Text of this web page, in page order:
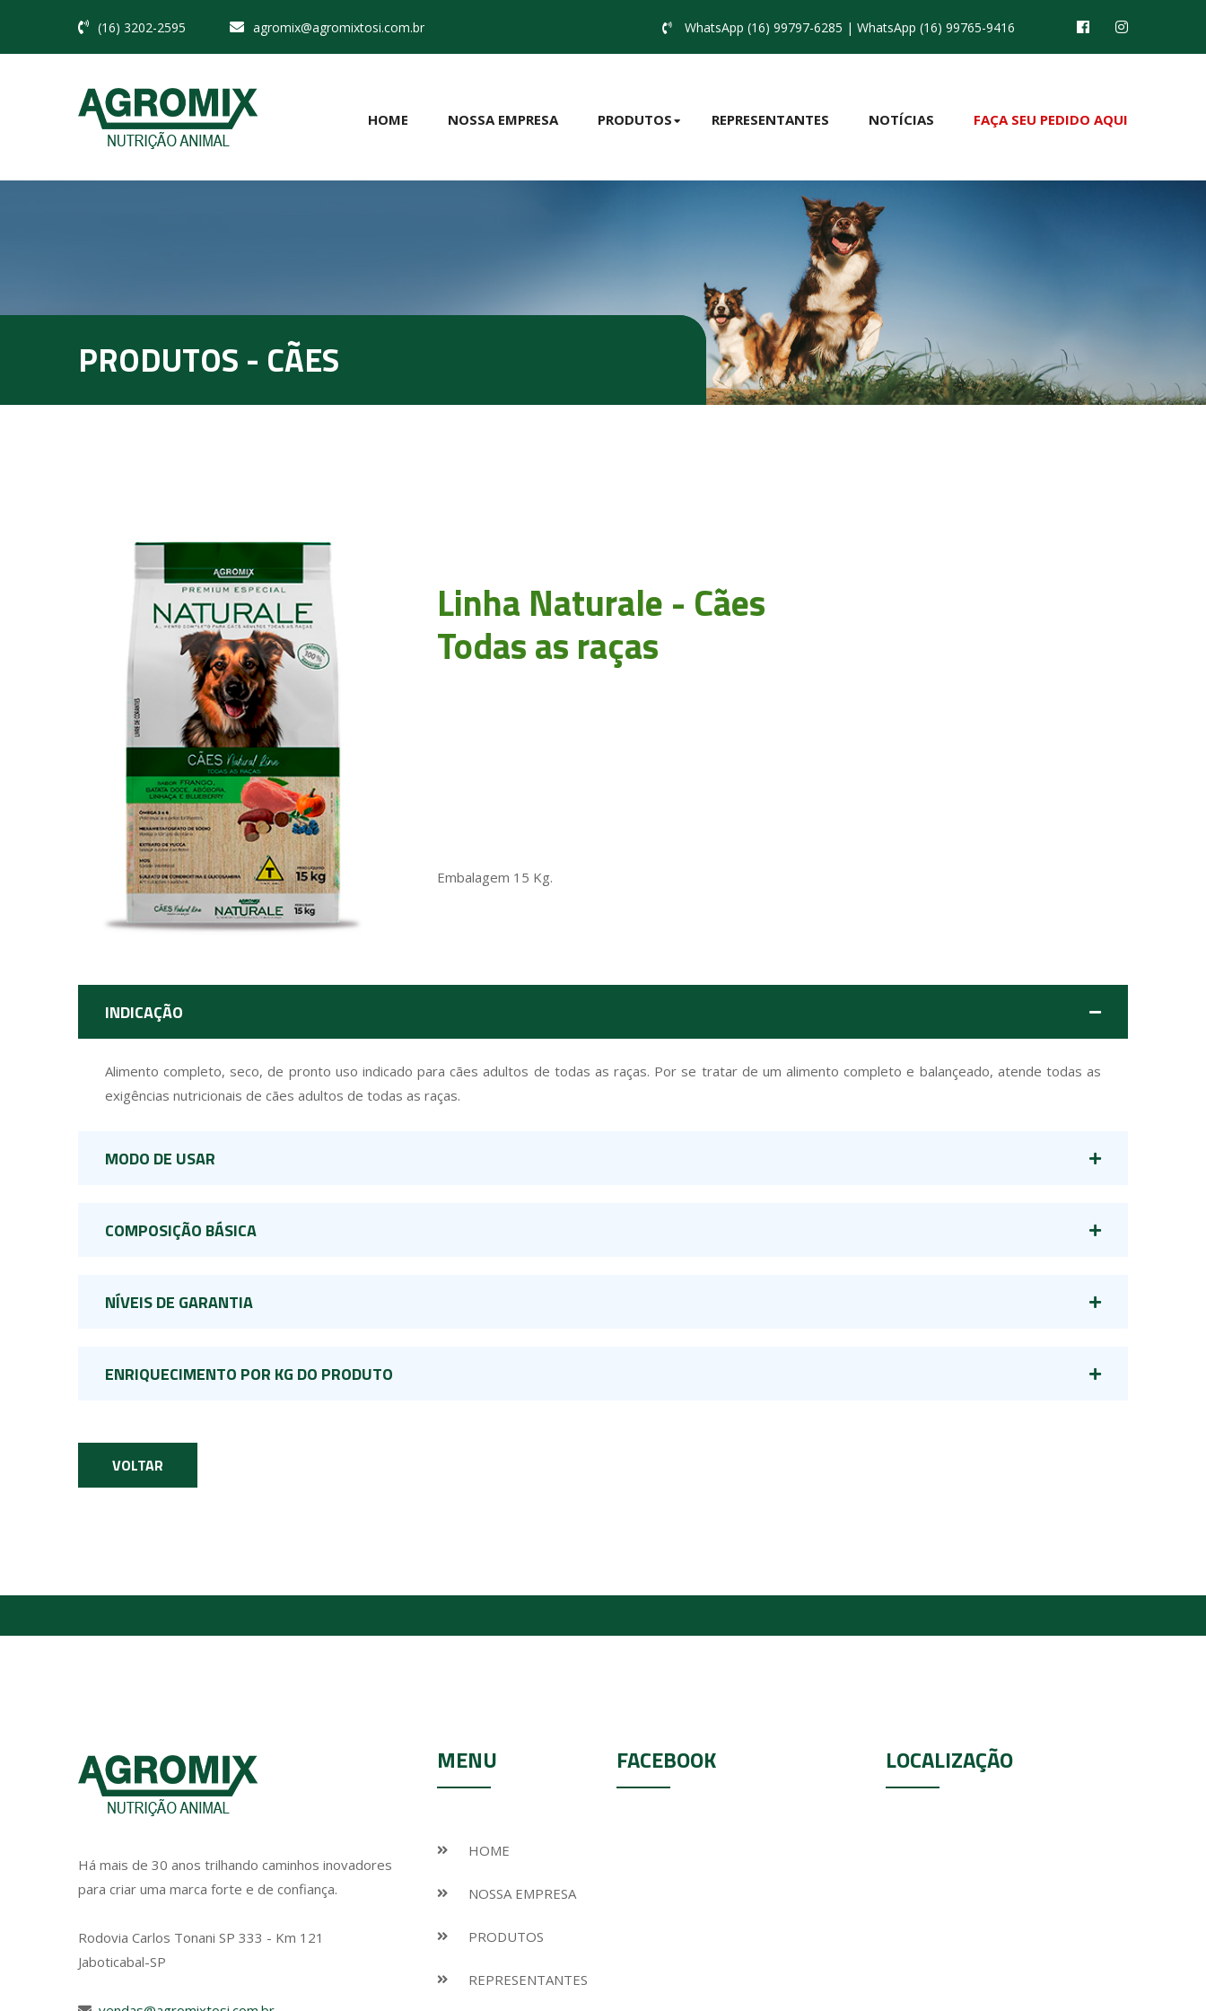
(16) 3202-2595 agromix@agromixtosi.com.br WhatsApp (16) 99797-6285 | WhatsApp (16) 99765-9416
HOME NOSSA EMPRESA PRODUTOS REPRESENTANTES NOTÍCIAS FAÇA SEU PEDIDO AQUI
PRODUTOS - CÃES
Linha Naturale - Cães
Todas as raças
Embalagem 15 Kg.
INDICAÇÃO
Alimento completo, seco, de pronto uso indicado para cães adultos de todas as raças. Por se tratar de um alimento completo e balançeado, atende todas as
exigências nutricionais de cães adultos de todas as raças.
MODO DE USAR
COMPOSIÇÃO BÁSICA
NÍVEIS DE GARANTIA
ENRIQUECIMENTO POR KG DO PRODUTO
VOLTAR
Há mais de 30 anos trilhando caminhos inovadores
para criar uma marca forte e de confiança.
Rodovia Carlos Tonani SP 333 - Km 121
Jaboticabal-SP
MENU
HOME
NOSSA EMPRESA
PRODUTOS
REPRESENTANTES
FACEBOOK LOCALIZAÇÃO